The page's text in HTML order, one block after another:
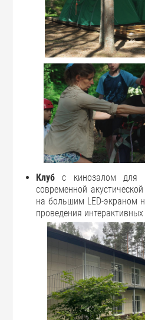
Клубс кинозалом для
современной
на большим LED-экраном
проведения